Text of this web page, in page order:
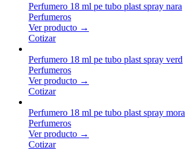
Perfumero 18 ml pe tubo plast spray nara
Perfumeros
Ver producto →
Cotizar
Perfumero 18 ml pe tubo plast spray verd
Perfumeros
Ver producto →
Cotizar
Perfumero 18 ml pe tubo plast spray mora
Perfumeros
Ver producto →
Cotizar